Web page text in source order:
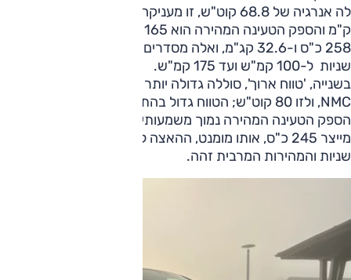
שניות ל-100 קמ"ש ועד 175 קמ"ש.
בשנייה, 'טווח ארוך', סוללה גדולה יותר אך 'מיושנת' בהשוואה,
שניות והמהירות המרבית זהה.